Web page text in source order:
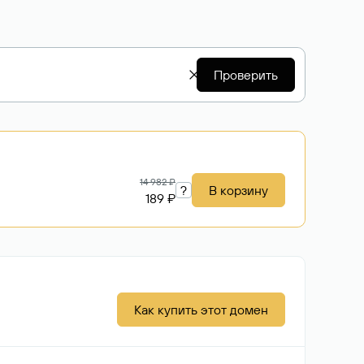
Проверить
14 982 ₽
189 ₽ ? В корзину
Как купить этот домен